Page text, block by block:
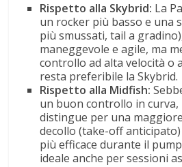
Rispetto alla Skybrid: La
un rocker più basso e una
più smussati, tail a
maneggevole e agile, ma
controllo ad alta velocità o
resta preferibile la Skybrid.
Rispetto alla Midfish:
un buon controllo in curva,
distingue per una
decollo (take-off
più efficace durante il
ideale anche per sessioni